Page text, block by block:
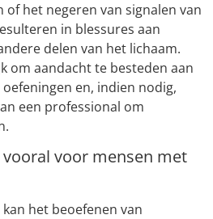
het negeren van signalen van
in blessures aan
delen van het lichaam.
om aandacht te besteden aan
en, indien nodig,
een professional om
voor mensen met
het beoefenen van